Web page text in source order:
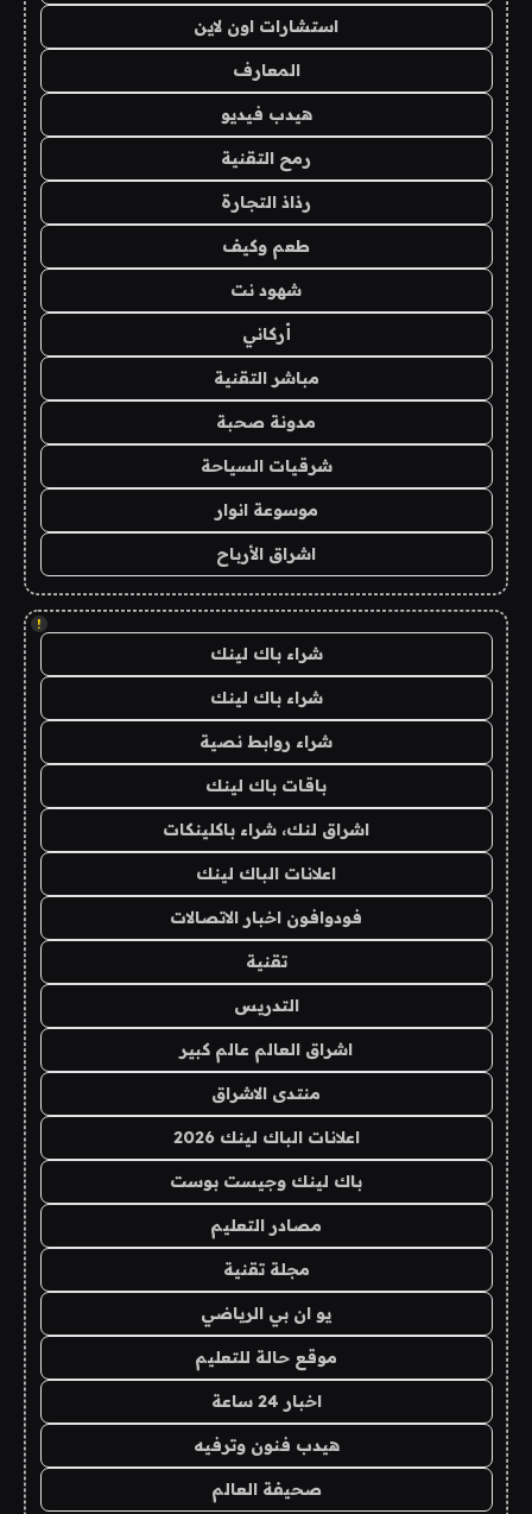
استشارات اون لاين
المعارف
هيدب فيديو
رمح التقنية
رذاذ التجارة
طعم وكيف
شهود نت
أركاني
مباشر التقنية
مدونة صحبة
شرقيات السياحة
موسوعة انوار
اشراق الأرباح
!
شراء باك لينك
شراء باك لينك
شراء روابط نصية
باقات باك لينك
اشراق لنك، شراء باكلينكات
اعلانات الباك لينك
فودوافون اخبار الاتصالات
تقنية
التدريس
اشراق العالم عالم كبير
منتدى الاشراق
اعلانات الباك لينك 2026
باك لينك وجيست بوست
مصادر التعليم
مجلة تقنية
يو ان بي الرياضي
موقع حالة للتعليم
اخبار 24 ساعة
هيدب فنون وترفيه
صحيفة العالم